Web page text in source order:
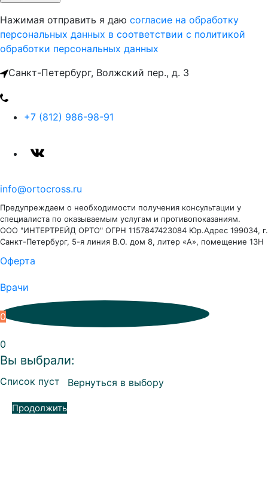
Нажимая отправить я даю согласие на обработку
персональных данных в соответствии с политикой
обработки персональных данных
Санкт-Петербург, Волжский пер., д. 3
+7 (812) 986-98-91
info@ortocross.ru
Предупреждаем о необходимости получения консультации у
специалиста по оказываемым услугам и противопоказаниям.
ООО "ИНТЕРТРЕЙД ОРТО" ОГРН 1157847423084 Юр.Адрес 199034, г.
Санкт-Петербург, 5-я линия В.О. дом 8, литер «А», помещение 13Н
Оферта
Врачи
0
0
Вы выбрали:
Список пуст Вернуться в выбору
Продолжить